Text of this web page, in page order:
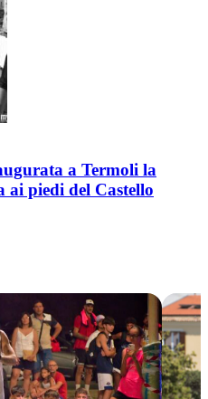
a Termoli la
ai piedi del Castello